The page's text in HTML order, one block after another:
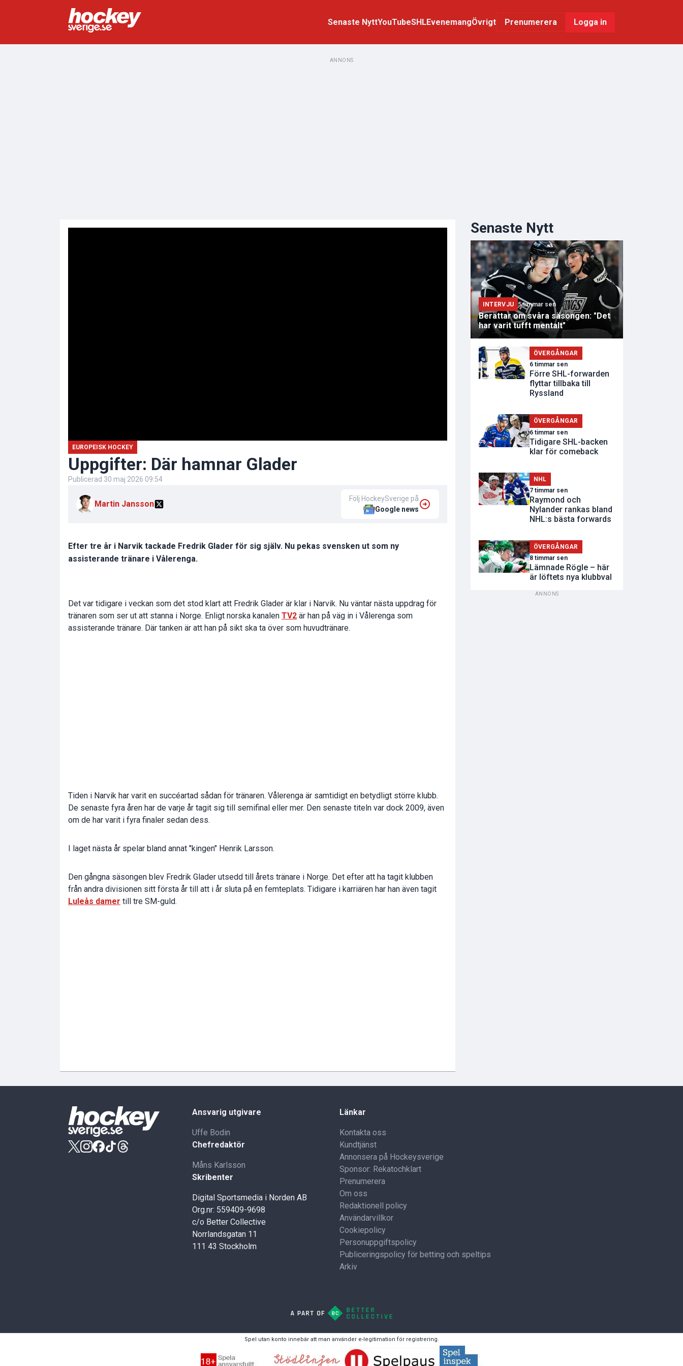
Senaste NyttYouTubeSHLEvenemangÖvrigt Prenumerera Logga in
ANNONS
EUROPEISK HOCKEY
Uppgifter: Där hamnar Glader
Publicerad 30 maj 2026 09:54
Martin Jansson
Följ HockeySverige på
Google news
Efter tre år i Narvik tackade Fredrik Glader för sig själv. Nu pekas svensken ut som ny
assisterande tränare i Vålerenga.
Det var tidigare i veckan som det stod klart att Fredrik Glader är klar i Narvik. Nu väntar nästa uppdrag för
tränaren som ser ut att stanna i Norge. Enligt norska kanalen TV2 är han på väg in i Vålerenga som
assisterande tränare. Där tanken är att han på sikt ska ta över som huvudtränare.
Tiden i Narvik har varit en succéartad sådan för tränaren. Vålerenga är samtidigt en betydligt större klubb.
De senaste fyra åren har de varje år tagit sig till semifinal eller mer. Den senaste titeln var dock 2009, även
om de har varit i fyra finaler sedan dess.
I laget nästa år spelar bland annat "kingen" Henrik Larsson.
Den gångna säsongen blev Fredrik Glader utsedd till årets tränare i Norge. Det efter att ha tagit klubben
från andra divisionen sitt första år till att i år sluta på en femteplats. Tidigare i karriären har han även tagit
Luleås damer till tre SM-guld.
Senaste Nytt
INTERVJU 5 timmar sen
Berättar om svåra säsongen: "Det
har varit tufft mentalt"
ÖVERGÅNGAR
6 timmar sen
Förre SHL-forwarden
flyttar tillbaka till
Ryssland
ÖVERGÅNGAR
6 timmar sen
Tidigare SHL-backen
klar för comeback
NHL
7 timmar sen
Raymond och
Nylander rankas bland
NHL:s bästa forwards
ÖVERGÅNGAR
8 timmar sen
Lämnade Rögle – här
är löftets nya klubbval
ANNONS
Ansvarig utgivare
Uffe Bodin
Chefredaktör
Måns Karlsson
Skribenter
Digital Sportsmedia i Norden AB
Org.nr: 559409-9698
c/o Better Collective
Norrlandsgatan 11
111 43 Stockholm
Länkar
Kontakta oss
Kundtjänst
Annonsera på Hockeysverige
Sponsor: Rekatochklart
Prenumerera
Om oss
Redaktionell policy
Användarvillkor
Cookiepolicy
Personuppgiftspolicy
Publiceringspolicy för betting och speltips
Arkiv
Spel utan konto innebär att man använder e-legitimation för registrering.